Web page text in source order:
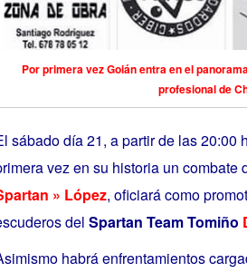
Por primera vez Goián entra en el
profesional de
sábado día 21, a partir de las 20:00
vez en su historia un
» López, oficiará como
del Spartan Team Tomiño
habrá enfrentamientos